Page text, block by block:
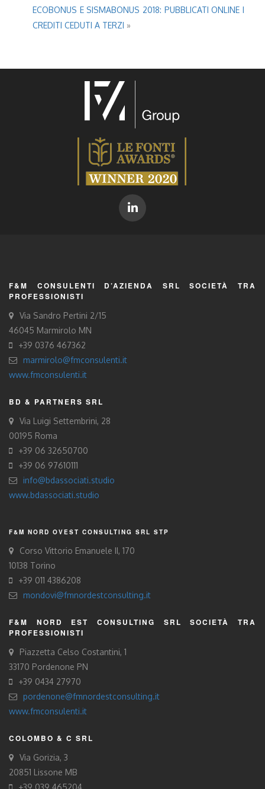
ECOBONUS E SISMABONUS 2018: PUBBLICATI ONLINE I
CREDITI CEDUTI A TERZI »
F&M CONSULENTI D’AZIENDA SRL SOCIETÀ TRA
PROFESSIONISTI
Via Sandro Pertini 2/15
46045 Marmirolo MN
+39 0376 467362
marmirolo@fmconsulenti.it
www.fmconsulenti.it
BD & PARTNERS SRL
Via Luigi Settembrini, 28
00195 Roma
+39 06 32650700
+39 06 97610111
info@bdassociati.studio
www.bdassociati.studio
F&M NORD OVEST CONSULTING SRL STP
Corso Vittorio Emanuele II, 170
10138 Torino
+39 011 4386208
mondovi@fmnordestconsulting.it
F&M NORD EST CONSULTING SRL SOCIETÀ TRA
PROFESSIONISTI
Piazzetta Celso Costantini, 1
33170 Pordenone PN
+39 0434 27970
pordenone@fmnordestconsulting.it
www.fmconsulenti.it
COLOMBO & C SRL
Via Gorizia, 3
20851 Lissone MB
+39 039 465204